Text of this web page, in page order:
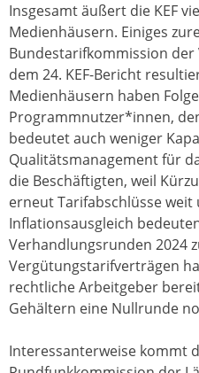
Insgesamt äußert die KEF
Medienhäusern. Einiges
Bundestarifkommission der
dem 24. KEF-Bericht
Medienhäusern haben
Programmnutzer*innen,
bedeutet auch weniger
Qualitätsmanagement für
die Beschäftigten, weil
erneut Tarifabschlüsse weit
Inflationsausgleich
Verhandlungsrunden 2024
Vergütungstarifverträgen
rechtliche Arbeitgeber
Gehältern eine Nullrunde
Interessanterweise kommt